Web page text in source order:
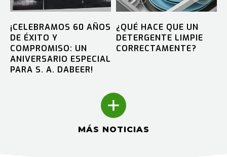
¡CELEBRAMOS 60 AÑOS
DE ÉXITO Y
COMPROMISO: UN
ANIVERSARIO ESPECIAL
PARA S. A. DABEER!
¿QUÉ HACE QUE UN
DETERGENTE LIMPIE
CORRECTAMENTE?
MÁS NOTICIAS